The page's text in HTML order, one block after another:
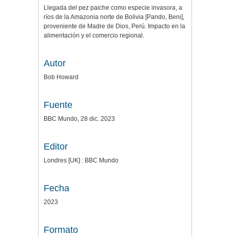
Llegada del pez paiche como especie invasora, a
ríos de la Amazonia norte de Bolivia [Pando, Beni],
proveniente de Madre de Dios, Perú. Impacto en la
alimentación y el comercio regional.
Autor
Bob Howard
Fuente
BBC Mundo, 28 dic. 2023
Editor
Londres [UK] : BBC Mundo
Fecha
2023
Formato